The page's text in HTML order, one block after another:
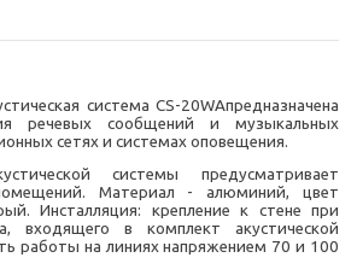
система CS-20WAпредназначена
речевых сообщений и музыкальных
сетях и системах оповещения.
системы предусматривает
Материал - алюминий, цвет
Инсталляция: крепление к стене при
входящего в комплект акустической
работы на линиях напряжением 70 и 100